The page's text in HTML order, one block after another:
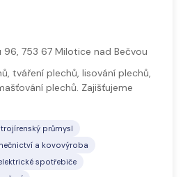
753 67 Milotice nad Bečvou
tváření plechů, lisování plechů,
plechů. Zajišťujeme
průmysl
a kovovýroba
spotřebiče